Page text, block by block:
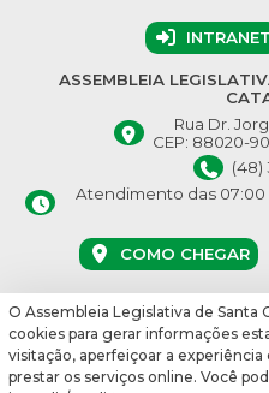
INTRANET
ASSEMBLEIA
Rua Dr.
CEP: 88020-
(48)
Atendimento das 07:00
COMO CHEGAR
© Assembleia Legislativa do
Desenvolvido
vbuild
O Assembleia Legislativa de Santa
cookies para gerar informações
visitação, aperfeiçoar a experiência
prestar os serviços online. Você